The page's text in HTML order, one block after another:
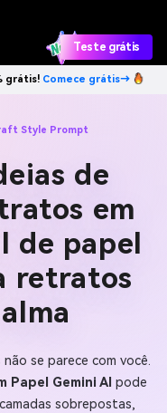
Teste grátis
grátis! Comece grátis→
Style Prompt
de
em
de papel
retratos
se parece com você.
Papel Gemini AI pode
sobrepostas,